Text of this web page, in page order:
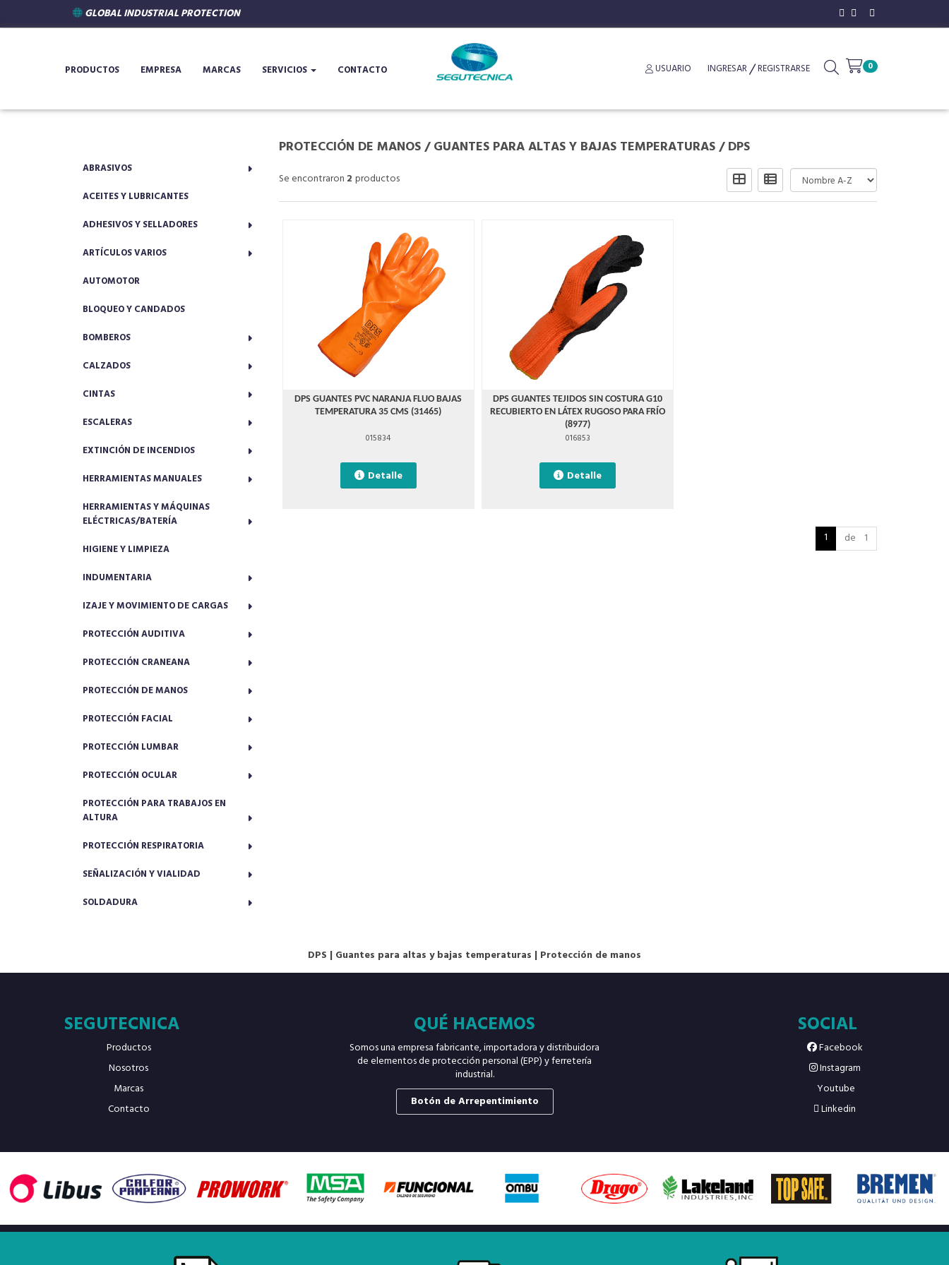
GLOBAL INDUSTRIAL PROTECTION
USUARIO INGRESAR REGISTRARSE 0
PRODUCTOS EMPRESA MARCAS SERVICIOS CONTACTO
ABRASIVOS
ACEITES Y LUBRICANTES
ADHESIVOS Y SELLADORES
ARTÍCULOS VARIOS
AUTOMOTOR
BLOQUEO Y CANDADOS
BOMBEROS
CALZADOS
CINTAS
ESCALERAS
EXTINCIÓN DE INCENDIOS
HERRAMIENTAS MANUALES
HERRAMIENTAS Y MÁQUINAS
ELÉCTRICAS/BATERÍA
HIGIENE Y LIMPIEZA
INDUMENTARIA
IZAJE Y MOVIMIENTO DE CARGAS
PROTECCIÓN AUDITIVA
PROTECCIÓN CRANEANA
PROTECCIÓN DE MANOS
PROTECCIÓN FACIAL
PROTECCIÓN LUMBAR
PROTECCIÓN OCULAR
PROTECCIÓN PARA TRABAJOS EN
ALTURA
PROTECCIÓN RESPIRATORIA
SEÑALIZACIÓN Y VIALIDAD
SOLDADURA
PROTECCIÓN DE MANOS/GUANTES PARA ALTAS Y BAJAS TEMPERATURAS/DPS
Se encontraron 2 productos
DPS GUANTES PVC NARANJA FLUO BAJAS
TEMPERATURA 35 CMS (31465)
015834
Detalle
DPS GUANTES TEJIDOS SIN COSTURA G10
RECUBIERTO EN LÁTEX RUGOSO PARA FRÍO
(8977)
016853
Detalle
1 de 1
DPS | Guantes para altas y bajas temperaturas | Protección de manos
SEGUTECNICA
Productos
Nosotros
Marcas
Contacto
QUÉ HACEMOS
Somos una empresa fabricante, importadora y distribuidora
de elementos de protección personal (EPP) y ferretería
industrial.
Botón de Arrepentimiento
SOCIAL
Facebook
Instagram
Youtube
Linkedin